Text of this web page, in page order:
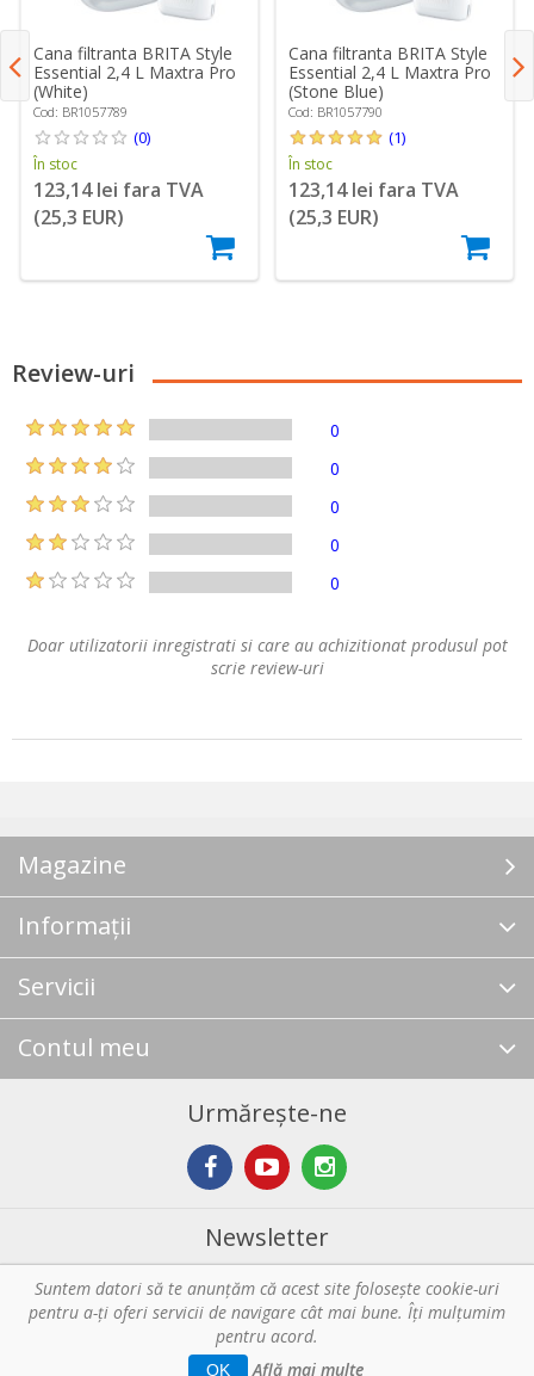
Cana filtranta BRITA Style
Essential 2,4 L Maxtra Pro
(White)
Cod: BR1057789
(0)
În stoc
123,14 lei fara TVA
(25,3 EUR)
Cana filtranta BRITA Style
Essential 2,4 L Maxtra Pro
(Stone Blue)
Cod: BR1057790
(1)
În stoc
123,14 lei fara TVA
(25,3 EUR)
Review-uri
0
0
0
0
0
Doar utilizatorii inregistrati si care au achizitionat produsul pot
scrie review-uri
Magazine
Informații
Servicii
Contul meu
Urmărește-ne
Newsletter
Abonare
Copyright © 2026 Horeca - Pentru profesionistii din bucatarie. Toate
Suntem datori să te anunţăm că acest site foloseşte cookie-uri
pentru a-ți oferi servicii de navigare cât mai bune. Îţi mulțumim
pentru acord.
OK Află mai multe